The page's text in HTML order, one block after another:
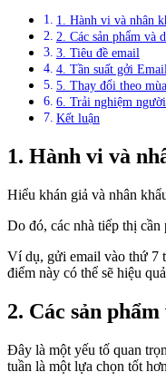
1. Hành vi và nhân
2. Các sản phẩm và
3. Tiêu đề email
4. Tần suất gởi
5. Thay đổi theo mùa
6. Trải nghiệm
Kết luận
1. Hành vi và
Hiểu khán giả và nhân
Do đó, các nhà tiếp thị
Ví dụ, gửi email vào thứ 7
điểm này có thể sẽ hiệu
2. Các sản
Đây là một yếu tố quan
tuần là một lựa chọn tốt